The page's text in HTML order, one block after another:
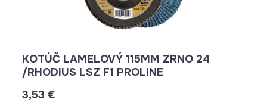
KOTÚČ LAMELOVÝ 115MM ZRNO 24
/RHODIUS LSZ F1 PROLINE
3,53 €